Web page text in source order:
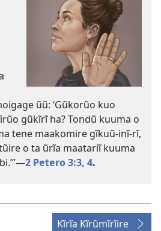
ũũ: ‘Gũkorũo kuo
gũkĩrĩ ha? Tondũ kuuma o
tene maakomire gĩkuũ-inĩ-rĩ,
o ta ũrĩa maatariĩ kuuma
—2 Petero 3:3, 4.
Kĩrĩa Kĩrũmĩrĩire